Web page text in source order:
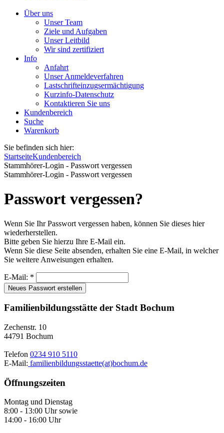
Über uns
Unser Team
Ziele und Aufgaben
Unser Leitbild
Wir sind zertifiziert
Info
Anfahrt
Unser Anmeldeverfahren
Lastschrifteinzugsermächtigung
Kurzinfo-Datenschutz
Kontaktieren Sie uns
Kundenbereich
Suche
Warenkorb
Sie befinden sich hier:
StartseiteKundenbereich
Stammhörer-Login - Passwort vergessen
Stammhörer-Login - Passwort vergessen
Passwort vergessen?
Wenn Sie Ihr Passwort vergessen haben, können Sie dieses hier
wiederherstellen.
Bitte geben Sie hierzu Ihre E-Mail ein.
Wenn Sie diese Seite absenden, erhalten Sie eine E-Mail, in welcher
Sie weitere Anweisungen erhalten.
E-Mail: *
Neues Passwort erstellen
Familienbildungsstätte der Stadt Bochum
Zechenstr. 10
44791 Bochum
Telefon 0234 910 5110
E-Mail: familienbildungsstaette(at)bochum.de
Öffnungszeiten
Montag und Dienstag
8:00 - 13:00 Uhr sowie
14:00 - 16:00 Uhr